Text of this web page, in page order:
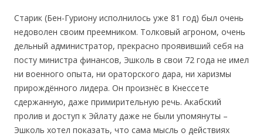
Старик (Бен-Гуриону исполнилось уже 81 год) был очень
недоволен своим преемником. Толковый агроном, очень
дельный администратор, прекрасно проявивший себя на
посту министра финансов, Эшколь в свои 72 года не имел
ни военного опыта, ни ораторского дара, ни харизмы
прирождённого лидера. Он произнёс в Кнессете
сдержанную, даже примирительную речь. Акабский
пролив и доступ к Эйлату даже не были упомянуты –
Эшколь хотел показать, что сама мысль о действиях